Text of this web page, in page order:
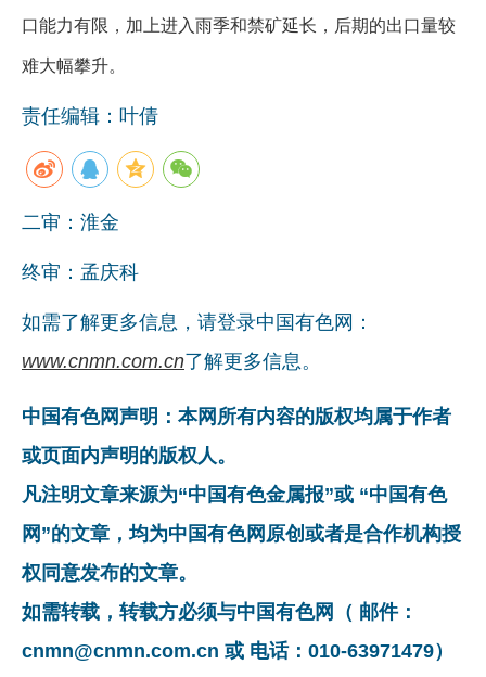
口能力有限，加上进入雨季和禁矿延长，后期的出口量较
难大幅攀升。
责任编辑：叶倩
二审：淮金
终审：孟庆科
如需了解更多信息，请登录中国有色网：
www.cnmn.com.cn了解更多信息。
中国有色网声明：本网所有内容的版权均属于作者
或页面内声明的版权人。
凡注明文章来源为“中国有色金属报”或 “中国有色
网”的文章，均为中国有色网原创或者是合作机构授
权同意发布的文章。
如需转载，转载方必须与中国有色网（ 邮件：
cnmn@cnmn.com.cn 或 电话：010-63971479）